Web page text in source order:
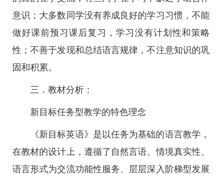
意识；大多数同学没有养成良好的学习习惯，不能
做好课前预习课后复习，学习没有计划性和策略
性；不善于发现和总结语言规律，不注意知识的巩
固和积累。
三．教材分析：
新目标任务型教学的特色理念
《新目标英语》是以任务为基础的语言教学，
在教材的设计上，遵循了自然言语、情境真实性、
语言形式为交流功能性服务、层层深入阶梯型发展